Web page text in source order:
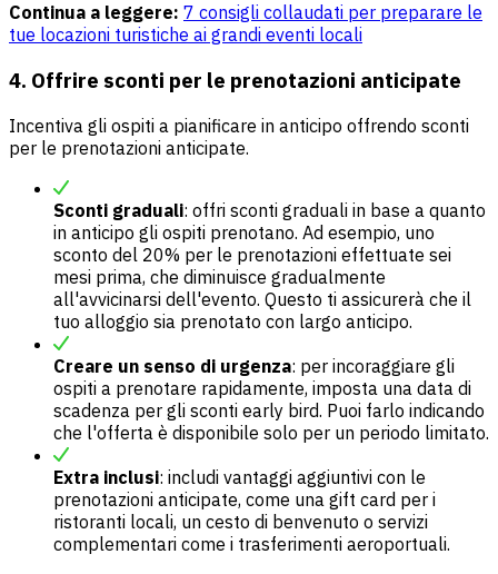
Continua a leggere: 7 consigli collaudati per preparare le
tue locazioni turistiche ai grandi eventi locali
4. Offrire sconti per le prenotazioni anticipate
Incentiva gli ospiti a pianificare in anticipo offrendo sconti
per le prenotazioni anticipate.
Sconti graduali: offri sconti graduali in base a quanto
in anticipo gli ospiti prenotano. Ad esempio, uno
sconto del 20% per le prenotazioni effettuate sei
mesi prima, che diminuisce gradualmente
all'avvicinarsi dell'evento. Questo ti assicurerà che il
tuo alloggio sia prenotato con largo anticipo.
Creare un senso di urgenza: per incoraggiare gli
ospiti a prenotare rapidamente, imposta una data di
scadenza per gli sconti early bird. Puoi farlo indicando
che l'offerta è disponibile solo per un periodo limitato.
Extra inclusi: includi vantaggi aggiuntivi con le
prenotazioni anticipate, come una gift card per i
ristoranti locali, un cesto di benvenuto o servizi
complementari come i trasferimenti aeroportuali.